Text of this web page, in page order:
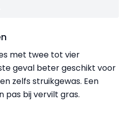
met twee tot vier
geval beter geschikt voor
zelfs struikgewas. Een
pas bij vervilt gras.